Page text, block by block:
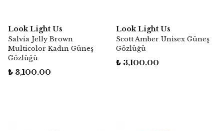
Look Light Us
Salvia Jelly Brown
Multicolor Kadın Güneş
Gözlüğü
₺ 3,100.00
Look Light Us
Scott Amber Unisex Güneş
Gözlüğü
₺ 3,100.00